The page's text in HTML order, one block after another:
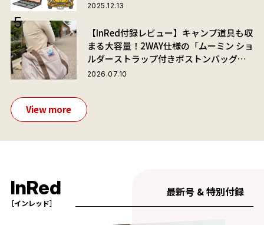
2025.12.13
【InRed付録レビュー】キャンプ道具も収
まる大容量！2WAY仕様の「ムーミン ショ
ルダーストラップ付きボストンバッグ」
が夏旅におすすめな理由
2026.07.10
View more
InRed
［インレッド］
最新号 & 特別付録